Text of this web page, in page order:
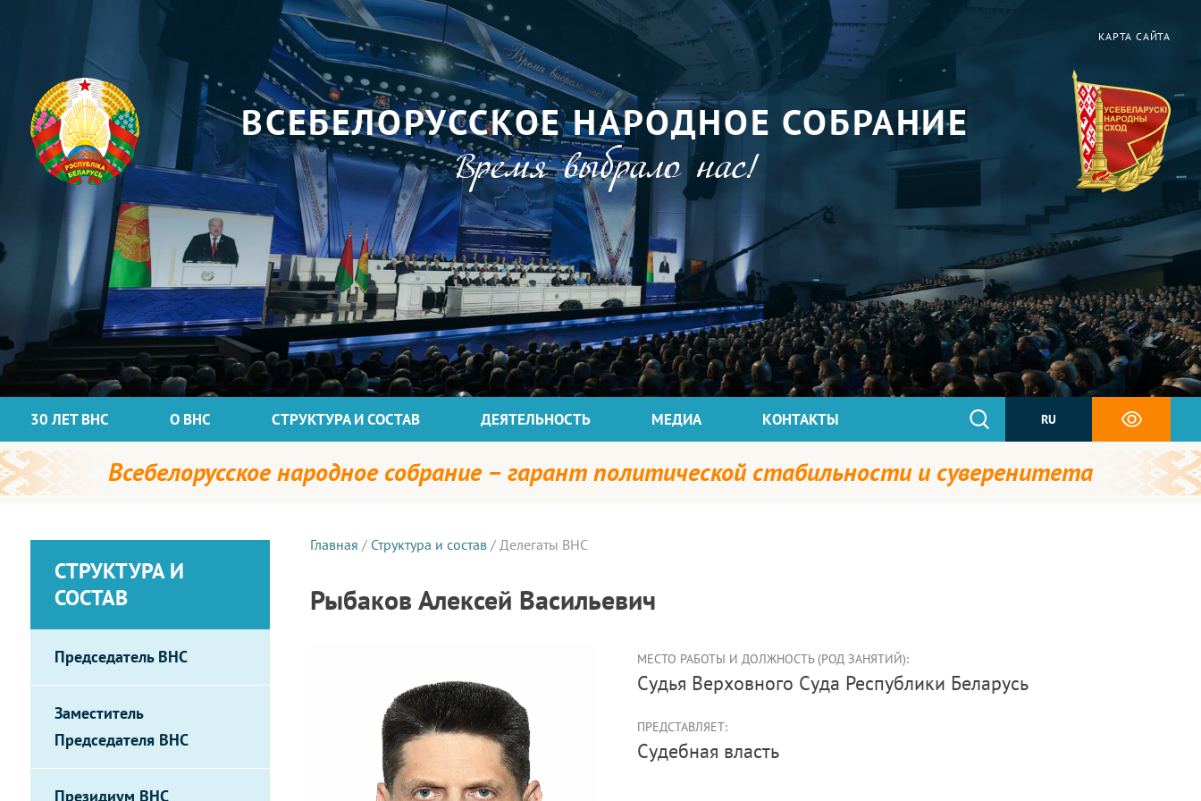
КАРТА САЙТА
ВСЕБЕЛОРУССКОЕ НАРОДНОЕ СОБРАНИЕ
Время выбрало нас!
30 ЛЕТ ВНС О ВНС СТРУКТУРА И СОСТАВ ДЕЯТЕЛЬНОСТЬ МЕДИА КОНТАКТЫ RU
Всебелорусское народное собрание – гарант политической стабильности и суверенитета
СТРУКТУРА И
СОСТАВ
Председатель ВНС
Заместитель
Председателя ВНС
Президиум ВНС
Главная / Структура и состав / Делегаты ВНС
Рыбаков Алексей Васильевич
МЕСТО РАБОТЫ И ДОЛЖНОСТЬ (РОД ЗАНЯТИЙ):
судья Верховного Суда Республики Беларусь
ПРЕДСТАВЛЯЕТ:
Судебная власть